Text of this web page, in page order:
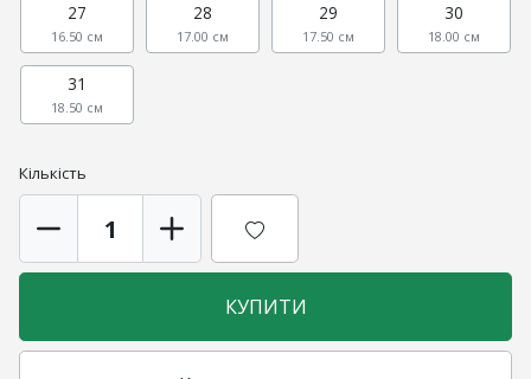
27
16.50 см
28
17.00 см
29
17.50 см
30
18.00 см
31
18.50 см
Кількість
КУПИТИ